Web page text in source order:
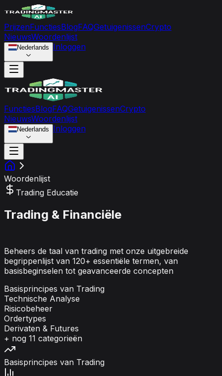
PrijzenFunctiesBlogFAQGetuigenissenCrypto
NieuwsWoordenlijst
Nederlands Inloggen
FunctiesBlogFAQGetuigenissenCrypto
NieuwsWoordenlijst
Nederlands Inloggen
Woordenlijst
Trading Educatie
Trading & Financiële
Beheers de taal van trading met onze uitgebreide
begrippenlijst van 120+ essentiële termen, van
basisbeginselen tot geavanceerde concepten
Basisprincipes van Trading
Technische Analyse
Risicobeheer
Ordertypes
Derivaten & Futures
+ nog 11 categorieën
Basisprincipes van Trading